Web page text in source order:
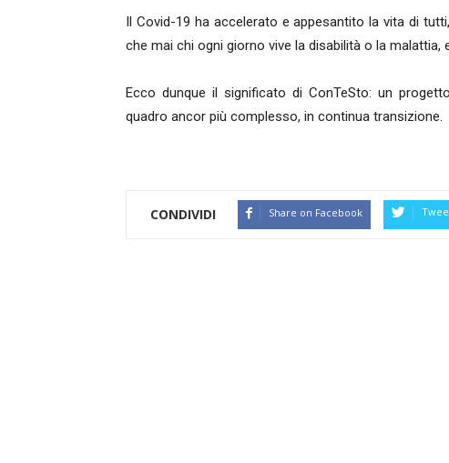
Il Covid-19 ha accelerato e appesantito la vita di
che mai chi ogni giorno vive la disabilità o la malattia,
Ecco dunque il significato di ConTeSto: un
quadro ancor più complesso, in continua transizione.
CONDIVIDI Share on Facebook